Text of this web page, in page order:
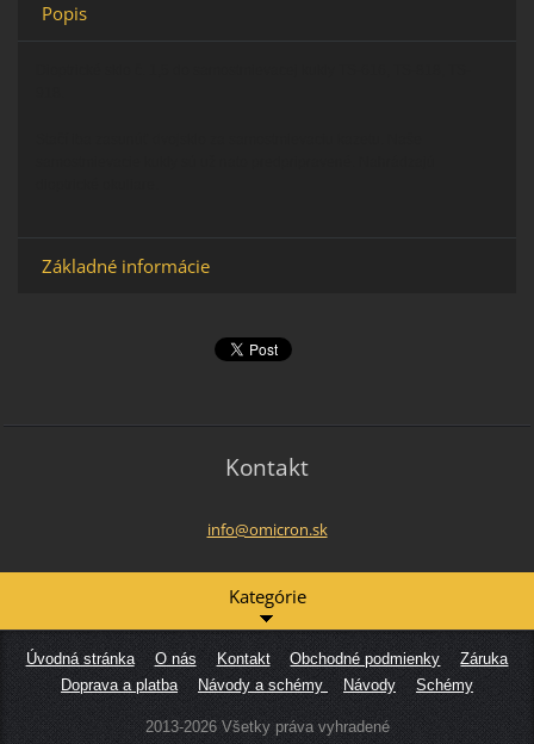
Popis
Základné informácie
Kontakt
info@omicron.sk
Kategórie
Úvodná stránka O nás Kontakt Obchodné podmienky
Záruka
Doprava a platba
Návody a schémy Návody Schémy
2013-2026 Všetky práva vyhradené